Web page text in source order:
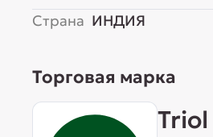
Страна ИНДИЯ
Торговая марка
Triol